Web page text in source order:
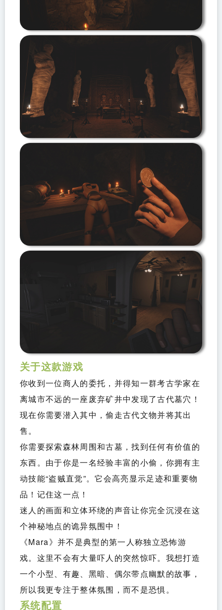
关于这款游戏
你收到一位商人的委托，并得知一群考古学家在
离城市不远的一座废弃矿井中发现了古代墓穴！
现在你需要潜入其中，偷走古代文物并将其出
售。
你需要探索森林周围和古墓，找到任何有价值的
东西。由于你是一名经验丰富的小偷，你拥有主
动技能“盗贼直觉”。它会高亮显示足迹和重要物
品！记住这一点！
迷人的画面和立体环绕的声音让你完全沉浸在这
个神秘地点的诡异氛围中！
《Mara》并不是典型的第一人称独立恐怖游
戏。这里不会有大量吓人的突然惊吓。我想打造
一个小型、有趣、黑暗、偶尔带点幽默的故事，
所以我更专注于整体氛围，而不是恐惧。
系统配置